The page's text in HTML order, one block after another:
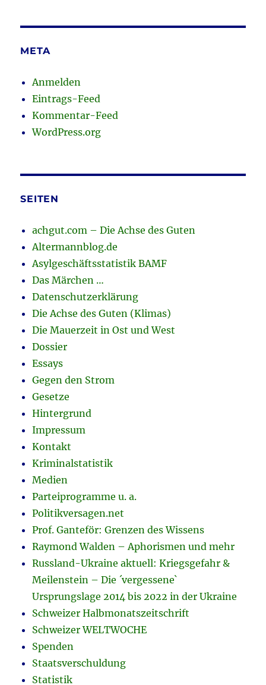
META
Anmelden
Eintrags-Feed
Kommentar-Feed
WordPress.org
SEITEN
achgut.com – Die Achse des Guten
Altermannblog.de
Asylgeschäftsstatistik BAMF
Das Märchen …
Datenschutzerklärung
Die Achse des Guten (Klimas)
Die Mauerzeit in Ost und West
Dossier
Essays
Gegen den Strom
Gesetze
Hintergrund
Impressum
Kontakt
Kriminalstatistik
Medien
Parteiprogramme u. a.
Politikversagen.net
Prof. Ganteför: Grenzen des Wissens
Raymond Walden – Aphorismen und mehr
Russland-Ukraine aktuell: Kriegsgefahr &
Meilenstein – Die ´vergessene`
Ursprungslage 2014 bis 2022 in der Ukraine
Schweizer Halbmonatszeitschrift
Schweizer WELTWOCHE
Spenden
Staatsverschuldung
Statistik